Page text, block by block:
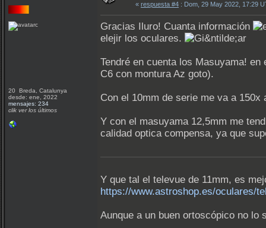
20 Breda, Catalunya
desde: ene, 2022
mensajes: 234
clik ver los últimos
« respuesta #4 : Dom, 29 May 2022, 17:29
Gracias Iluro! Cuanta información
elejir los oculares.
Tendré en cuenta los Masuyama!
C6 con montura Az goto).
Con el 10mm de serie me va a
Y con el masuyama 12,5mm me
calidad optica compensa, ya que
Y que tal el televue de 11mm, es
https://www.astroshop.es/oculares/
Aunque a un buen ortoscópico no lo